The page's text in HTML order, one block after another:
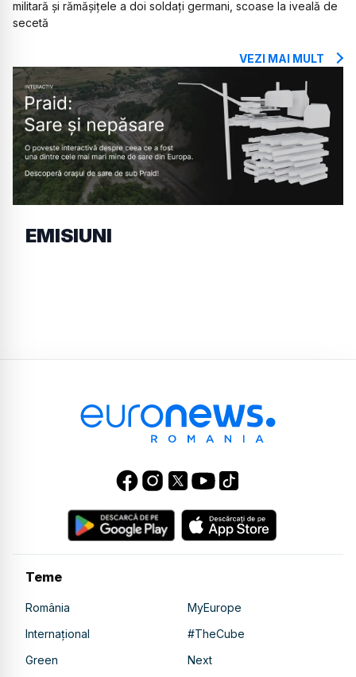
militară și rămășițele a doi soldați germani, scoase la iveală de
secetă
VEZI MAI MULT
EMISIUNI
Teme
România
MyEurope
Internațional
#TheCube
Green
Next